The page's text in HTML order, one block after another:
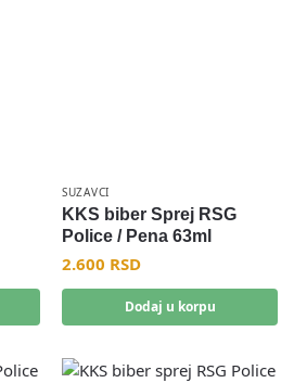
SUZAVCI
KKS biber Sprej RSG
Police / Pena 63ml
2.600 RSD
Dodaj u korpu